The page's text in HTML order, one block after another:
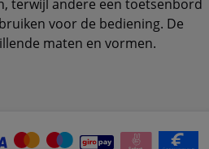
terwijl andere een toetsenbord
voor de bediening. De
maten en vormen.